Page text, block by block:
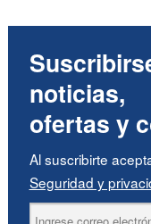
noticias,
ofertas y
Al suscribirte
Seguridad y